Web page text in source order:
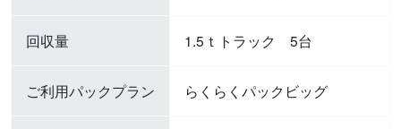
回収量 1.5ｔトラック 5台
ご利用パックプラン らくらくパックビッグ